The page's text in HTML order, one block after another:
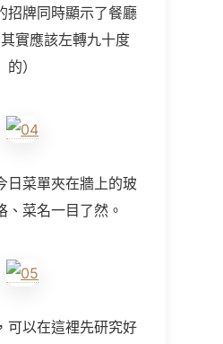
招牌同時顯示了餐廳
實應該左轉九十度
的）
日菜單夾在牆上的玻
、菜名一目了然。
可以在這裡先研究好